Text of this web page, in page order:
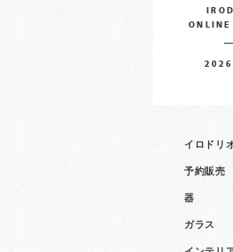
ONLINE
イロドリ
予約販売
器
ガラス